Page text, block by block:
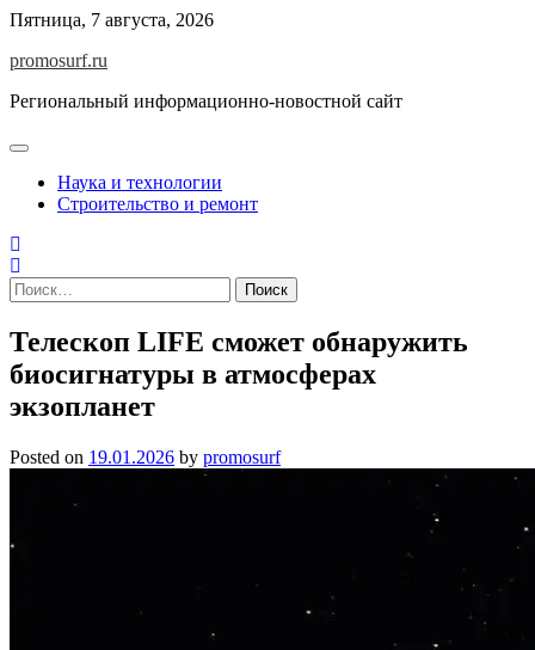
Skip
content
Пятница, 7 августа, 2026
promosurf.ru
Региональный информационно-новостной сайт
Наука и технологии
Строительство и ремонт
Найти:
Телескоп LIFE сможет обнаружить
биосигнатуры в атмосферах
экзопланет
Posted on 19.01.2026 by promosurf